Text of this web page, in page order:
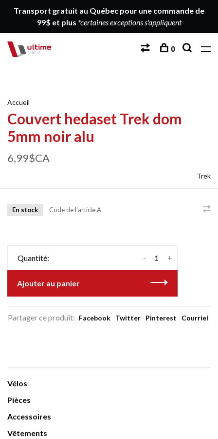
Transport gratuit au Québec pour une commande de
99$ et plus *certaines exceptions s'appliquent
0
Accueil
Couvert hedaset Trek dom
5mm noir alu
6,99$CA
Trek
En stock Code de l'articleA
Quantité: +
-
Ajouter au panier
Partager ce produit: Facebook Twitter Pinterest Courriel
Vélos
Pièces
Accessoires
Vêtements